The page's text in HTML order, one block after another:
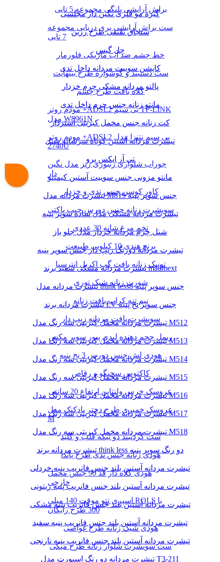
براش آرایشی پلنگی مجموعه 5 تایی
ست براش آرایشی پری دریایی مجموعه
7 تایی
خط چشم ضد آب ماژیکی فلورمار
ست دستبند و گوشواره طرح بینهایت
کلاه بافت طرح چشم
مودم روتر +ADSL2 بی سیم TP-LINK
مدل W8961N
مودم روتر +ADSL2 بی سیم نتنزا مدل
2740U
جوراب شلواری زنبوری ریز مدل نگین
دار
کاور کوسن جنس تدی و خزدار
سویشرت زنانه جنس دورس جیب پاکتی
تخم مرغ شانه 30 عددی
برنج هندی 10 کیلویی طبیعت
تونیک زنانه بافت گپ اکریل انترسیا
شورت زنانه شیک توری
نیم تنه کراپ بافت زنانه
سویشرت بافت مردانه زیپ دار
ریمل حجم دهنده لیدی پیور سوپر مکس
هودی لش جنس دورس 3 نخ پنبه
کاکتوس سخنگو و رقاص
عروسک خرس ولنتاین ارتفاع 20 سانتی
عروسک خمیری طرح دختر بادکنک مدل
M
ست گردنبند دو تیکه قلب و کلید
هودی زنانه جنس تدی طرح پاندا
هودی کلاه دار قد 90 جنس مخمل
خارجی
اسپری تتو موقت 140 میلی ROLS با
300 طرح رایگان
هودی شیک زنانه طرح غواصی
ست سویشرت شلوار زنانه طرح میکی
گیره مو فلزی نگین دار مجلسی
سنجاق تقتقی طرح رزین
چل گیس
کاپشن سوییت مردانه داخل تدی
پالتو مردانه مشکی چرم خزدار
مانتو زنانه جنس چرم داخل تدی
کت زنانه جنس مخمل کبریتی آستردار
تیشرت مردانه آستین کوتاه سرشانه شنل
تی آر ایکس پرو
مانتو مزونی جنس سوییت آستین کیمینو
تیشرت مردانه مدل M819 جنس سوپر پنبه
تیشرت مردانه مشکی مدل ساده سوپر پنبه
شنل چرم مردانه خزدار مدل جلو باز
تیشرت مردانه دورنگ زیپ دار جنس سوپر پنبه
تیشرت مردانه مشکی سفید برند madmext
تیشرت مردانه مدل think less8 جنس سوپر پنبه
تیشرت مردانه برند LV جنس سوپر نخ پنبه
تیشرت مردانه مخمل کبریتی سه رنگ مدل M512
تیشرت مردانه مخمل کبریتی سه رنگ مدل M513
تیشرت مردانه مخمل کبریتی سه رنگ مدل M514
تیشرت مردانه مخمل کبریتی سه رنگ مدل M515
تیشرت مردانه مخمل کبریتی سه رنگ مدل M516
تیشرت مردانه مخمل کبریتی سه رنگ مدل M517
تیشرت مردانه مخمل کبریتی سه رنگ مدل M518
تیشرت مردانه برند think less دو رنگ سوپر پنبه
تیشرت مردانه آستین بلند جنس فانریپ پنبه خردلی
تیشرت مردانه آستین بلند جنس فانریپ پنبه زیتونی
تیشرت مردانه آستین بلند جنس فانریپ پنبه مشکی
تیشرت مردانه آستین بلند جنس فانریپ پنبه سفید
تیشرت مردانه آستین بلند جنس فانریپ پنبه نارنجی
تیشرت مردانه دو رنگ اسپورت مدل T3-211